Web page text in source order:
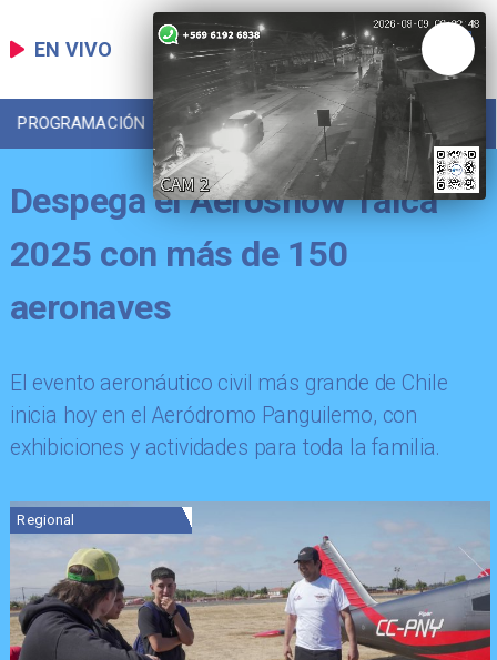
EN VIVO
PROGRAMACIÓN LOCAL DEPORTES
Despega el Aeroshow Talca
2025 con más de 150
aeronaves
El evento aeronáutico civil más grande de Chile
inicia hoy en el Aeródromo Panguilemo, con
exhibiciones y actividades para toda la familia.
Regional